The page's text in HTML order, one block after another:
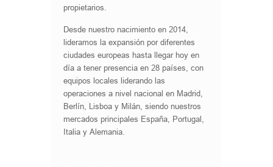
propietarios.
Desde nuestro nacimiento en 2014,
lideramos la expansión por diferentes
ciudades europeas hasta llegar hoy en
día a tener presencia en 28 países, con
equipos locales liderando las
operaciones a nivel nacional en Madrid,
Berlín, Lisboa y Milán, siendo nuestros
mercados principales España, Portugal,
Italia y Alemania.